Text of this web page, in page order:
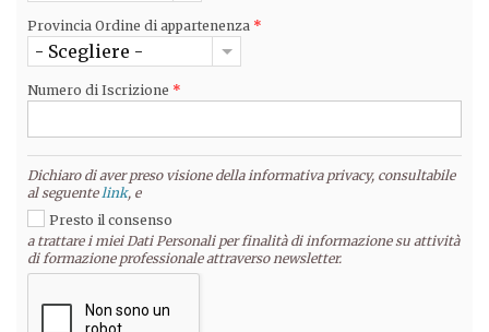
Provincia Ordine di appartenenza *
- Scegliere -
Numero di Iscrizione *
Dichiaro di aver preso visione della informativa privacy, consultabile
al seguentelink, e
Presto il consenso
a trattare i miei Dati Personali per finalità di informazione su attività
di formazione professionale attraverso newsletter.